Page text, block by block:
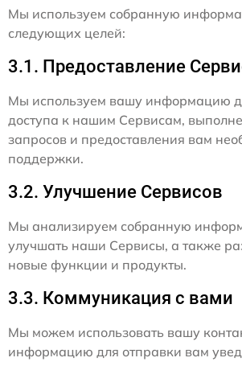
Мы используем собранную
следующих целей:
3.1. Предоставление
Мы используем вашу информацию
доступа к нашим Сервисам,
запросов и предоставления вам
поддержки.
3.2. Улучшение Сервисов
Мы анализируем собранную
улучшать наши Сервисы, а также
новые функции и продукты.
3.3. Коммуникация с вами
Мы можем использовать вашу
информацию для отправки вам